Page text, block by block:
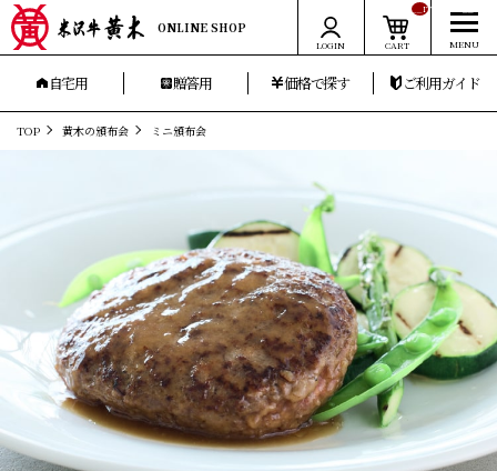
ONLINE SHOP
LOGIN CART
__ITM_CNT__
自宅用 贈答用 価格で探す ご利用ガイド
TOP 黄木の頒布会 ミニ頒布会